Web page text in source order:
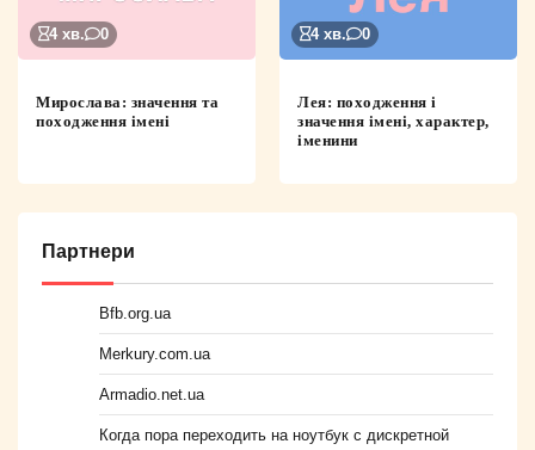
4 хв. 0
Мирослава: значення та
походження імені
4 хв. 0
Лея: походження і
значення імені, характер,
іменини
Партнери
Bfb.org.ua
Merkury.com.ua
Armadio.net.ua
Когда пора переходить на ноутбук с дискретной